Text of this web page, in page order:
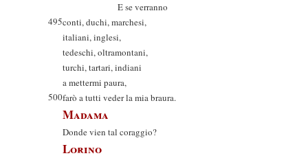
E se verranno
495conti, duchi, marchesi,
italiani, inglesi,
tedeschi, oltramontani,
turchi, tartari, indiani
a mettermi paura,
500farò a tutti veder la mia braura.
Madama
Donde vien tal coraggio?
Lorino